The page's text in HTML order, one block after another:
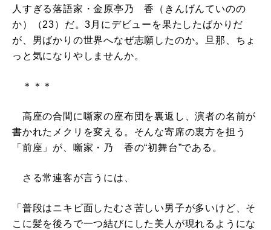
人すぎる落語家・金原亭乃ゝ香（きんげんていのの
か）（23）だ。3月にデビューを果たしたばかりだ
が、男ばかりの世界へなぜ志願したのか。旦那、ちょ
っと気になりやしませんか。
＊＊＊
高座の合間に噺家の座布団を裏返し、演者の名前が
書かれたメクリを変える。そんな寄席の裏方を担う
「前座」が、噺家・乃ゝ香の“初舞台”である。
さる常連客が言うには、
「普段はニキビ面したむさ苦しい男子が多いけど、そ
こに髪を後ろで一つ結びにした美人が現れるようにな